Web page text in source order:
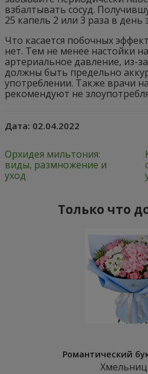
взбалтывать сосуд.
25 капель 2 или 3 раза в день
Что касается побочных
нет. Тем не менее настойки
артериальное давление, из-
должны быть предельно
употреблении. Также врачи
рекомендуют не
Дата: 02.04.2022
Орхидея мильтония:
виды, размножение и
уход
Только что
Романтический